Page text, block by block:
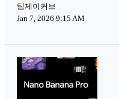
팀제이커브
Jan 7, 2026 9:15 AM